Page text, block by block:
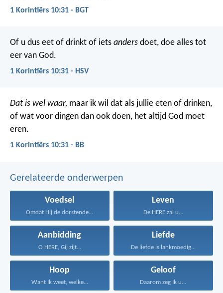
1 Korintiërs 10:31 - BGT
Of u dus eet of drinkt of iets anders doet, doe alles tot
eer van God.
1 Korintiërs 10:31 - HSV
Dat is wel waar, maar ik wil dat als jullie eten of drinken,
of wat voor dingen dan ook doen, het altijd God moet
eren.
1 Korintiërs 10:31 - BB
Gerelateerde onderwerpen
Voedsel
Omdat Hij de dorstende...
Leven
De HERE zal u...
Aanbidding
O HERE, Gij zijt...
Liefde
De liefde is lankmoedig...
Hoop
Want Ik weet, welke...
Geloof
Daarom zeg Ik u...